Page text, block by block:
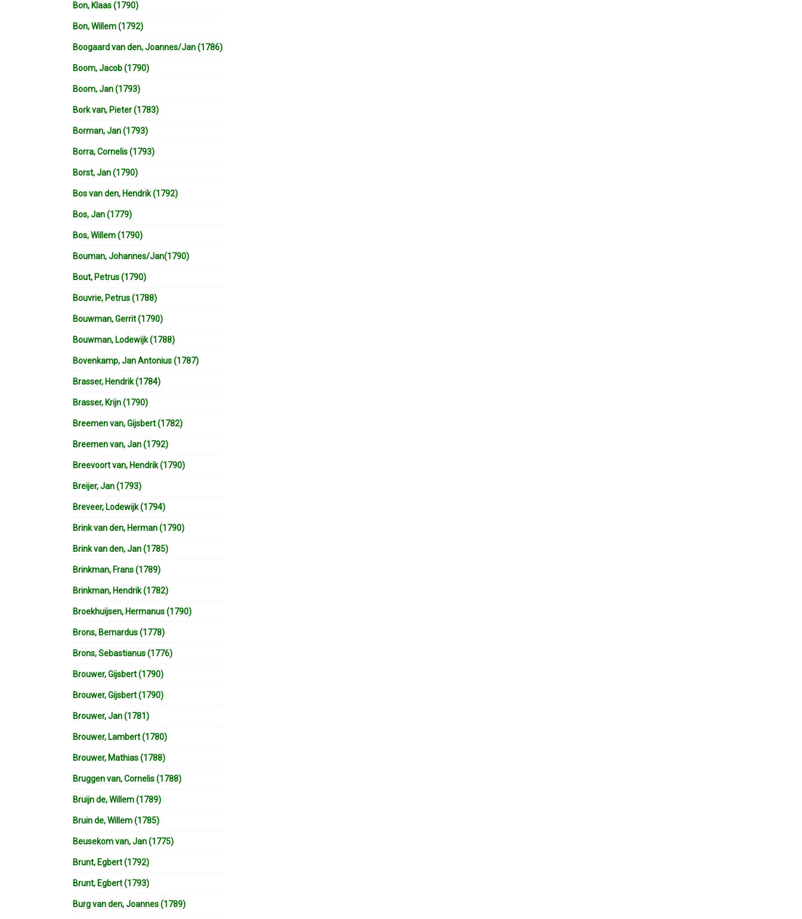
Bon, Klaas (1790)
Bon, Willem (1792)
Boogaard van den, Joannes/Jan (1786)
Boom, Jacob (1790)
Boom, Jan (1793)
Bork van, Pieter (1783)
Borman, Jan (1793)
Borra, Cornelis (1793)
Borst, Jan (1790)
Bos van den, Hendrik (1792)
Bos, Jan (1779)
Bos, Willem (1790)
Bouman, Johannes/Jan(1790)
Bout, Petrus (1790)
Bouvrie, Petrus (1788)
Bouwman, Gerrit (1790)
Bouwman, Lodewijk (1788)
Bovenkamp, Jan Antonius (1787)
Brasser, Hendrik (1784)
Brasser, Krijn (1790)
Breemen van, Gijsbert (1782)
Breemen van, Jan (1792)
Breevoort van, Hendrik (1790)
Breijer, Jan (1793)
Breveer, Lodewijk (1794)
Brink van den, Herman (1790)
Brink van den, Jan (1785)
Brinkman, Frans (1789)
Brinkman, Hendrik (1782)
Broekhuijsen, Hermanus (1790)
Brons, Bernardus (1778)
Brons, Sebastianus (1776)
Brouwer, Gijsbert (1790)
Brouwer, Gijsbert (1790)
Brouwer, Jan (1781)
Brouwer, Lambert (1780)
Brouwer, Mathias (1788)
Bruggen van, Cornelis (1788)
Bruijn de, Willem (1789)
Bruin de, Willem (1785)
Beusekom van, Jan (1775)
Brunt, Egbert (1792)
Brunt, Egbert (1793)
Burg van den, Joannes (1789)